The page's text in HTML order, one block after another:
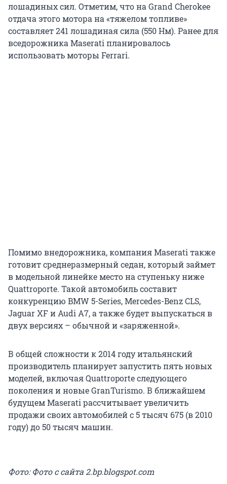
лошадиных сил. Отметим, что на Grand Cherokee
отдача этого мотора на «тяжелом топливе»
составляет 241 лошадиная сила (550 Нм). Ранее для
вседорожника Maserati планировалось
использовать моторы Ferrari.
Помимо внедорожника, компания Maserati также
готовит среднеразмерный седан, который займет
в модельной линейке место на ступеньку ниже
Quattroporte. Такой автомобиль составит
конкуренцию BMW 5-Series, Mercedes-Benz CLS,
Jaguar XF и Audi A7, а также будет выпускаться в
двух версиях – обычной и «заряженной».
В общей сложности к 2014 году итальянский
производитель планирует запустить пять новых
моделей, включая Quattroporte следующего
поколения и новые GranTurismo. В ближайшем
будущем Maserati рассчитывает увеличить
продажи своих автомобилей с 5 тысяч 675 (в 2010
году) до 50 тысяч машин.
Фото: Фото с сайта 2.bp.blogspot.com